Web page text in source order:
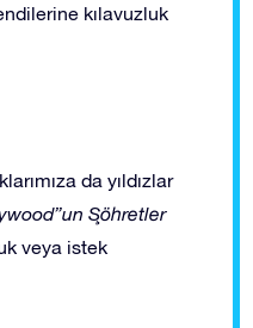
kılavuzluk
da yıldızlar
Şöhretler
veya istek